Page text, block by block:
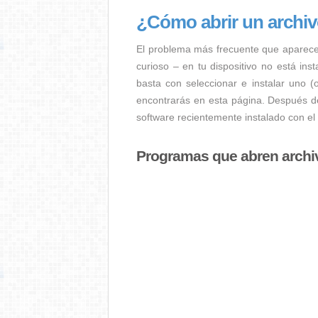
¿Cómo abrir un
El problema más frecuente que
curioso – en tu dispositivo no está
basta con seleccionar e instalar uno
encontrarás en esta página. Después
software recientemente instalado con
Programas que abren